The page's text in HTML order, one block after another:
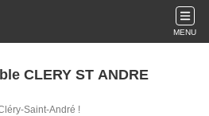
MENU
CLERY ST ANDRE
Saint-André !